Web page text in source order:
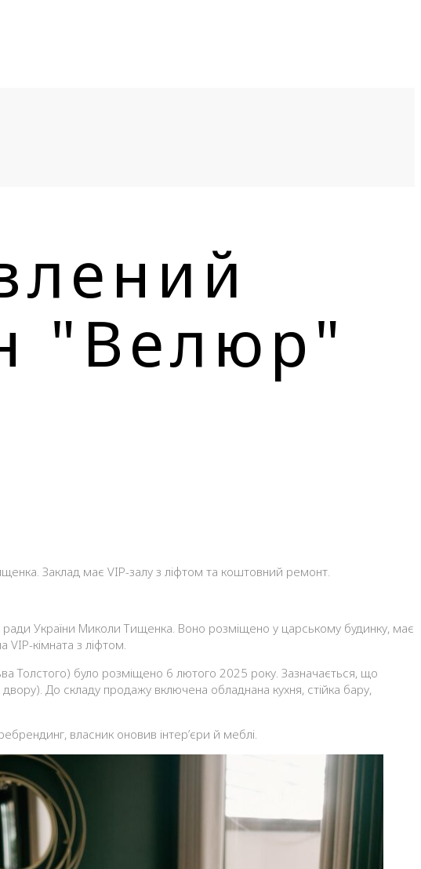
"Велюр"
Заклад має VIP-залу з ліфтом та коштовний ремонт.
України Миколи Тищенка. Воно розміщено у царському будинку, має
кімната з ліфтом.
Толстого) було розміщено 6 лютого 2025 року. Зазначається, що
До складу продажу включена обладнана кухня, стійка бару,
власник оновив інтер’єри й меблі.